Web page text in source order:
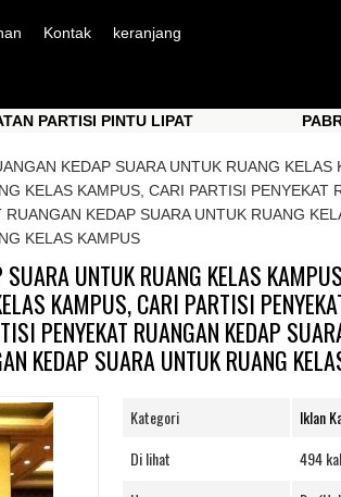
Kontak keranjang
PINTU LIPAT
PABRIKASI
KEDAP SUARA UNTUK RUANG KELAS
KELAS KAMPUS, CARI PARTISI PENYEKAT
KEDAP SUARA UNTUK RUANG
KELAS KAMPUS
UNTUK RUANG KELAS
KAMPUS, CARI PARTISI
PENYEKAT RUANGAN KEDAP
KEDAP SUARA UNTUK RUANG
Kategori
Iklan
Di lihat
494